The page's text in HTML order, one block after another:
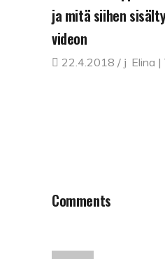
ja mitä siihen
videon
22.4.2018 Elina
Comments